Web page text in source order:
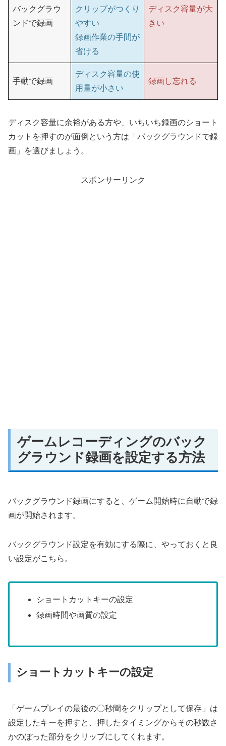
バックグラウ
ンドで録画
クリップがつくり
やすい
録画作業の手間が
省ける
ディスク容量が大
きい
手動で録画
ディスク容量の使
用量が小さい
録画し忘れる
ディスク容量に余裕がある方や、いちいち録画のショート
カットを押すのが面倒という方は「バックグラウンドで録
画」を選びましょう。
スポンサーリンク
ゲームレコーディングのバック
グラウンド録画を設定する方法
バックグラウンド録画にすると、ゲーム開始時に自動で録
画が開始されます。
バックグラウンド設定を有効にする際に、やっておくと良
い設定がこちら。
ショートカットキーの設定
録画時間や画質の設定
ショートカットキーの設定
「ゲームプレイの最後の〇秒間をクリップとして保存」は
設定したキーを押すと、押したタイミングからその秒数さ
かのぼった部分をクリップにしてくれます。